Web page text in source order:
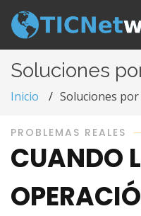
Soluciones
Inicio Soluciones
PROBLEMAS REALES
CUANDO